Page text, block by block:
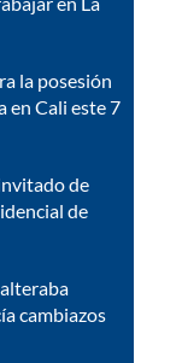
la posesión
en Cali este 7
de
de
cambiazos